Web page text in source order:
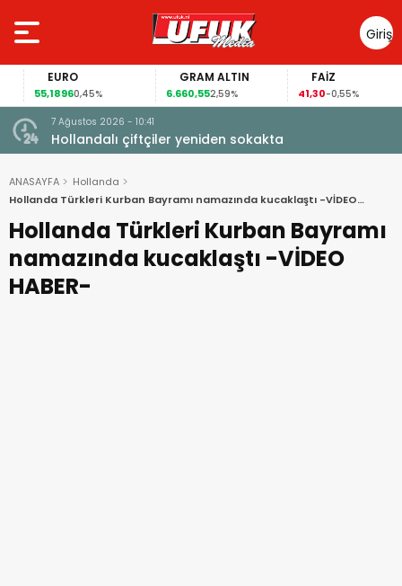
Giriş
Yap
EURO
55,18960,45%
GRAM ALTIN
6.660,552,59% 41,30-0,55%
şoke
7 Ağustos 2026 - 10:41
Hollandalı çiftçiler yeniden sokakta
ANASAYFA
Hollanda
Hollanda Türkleri Kurban Bayramı namazında kucaklaştı -VİDEO
HABER-
Hollanda Türkleri Kurban Bayramı
namazında kucaklaştı -VİDEO
HABER-